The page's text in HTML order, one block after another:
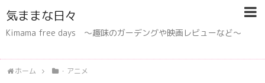
気ままな日々
Kimama free days 〜趣味のガーデングや映画レビューなど〜
ホーム ・アニメ